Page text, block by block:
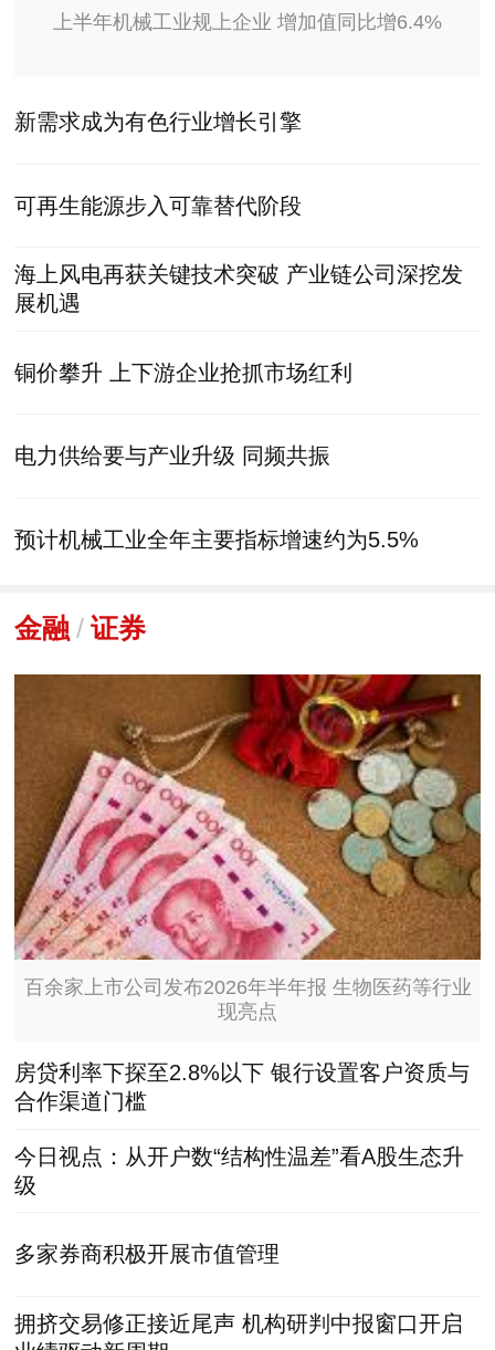
上半年机械工业规上企业 增加值同比增6.4%
新需求成为有色行业增长引擎
可再生能源步入可靠替代阶段
海上风电再获关键技术突破 产业链公司深挖发
展机遇
铜价攀升 上下游企业抢抓市场红利
电力供给要与产业升级 同频共振
预计机械工业全年主要指标增速约为5.5%
金融 / 证券
百余家上市公司发布2026年半年报 生物医药等行业
现亮点
房贷利率下探至2.8%以下 银行设置客户资质与
合作渠道门槛
今日视点：从开户数“结构性温差”看A股生态升
级
多家券商积极开展市值管理
拥挤交易修正接近尾声 机构研判中报窗口开启